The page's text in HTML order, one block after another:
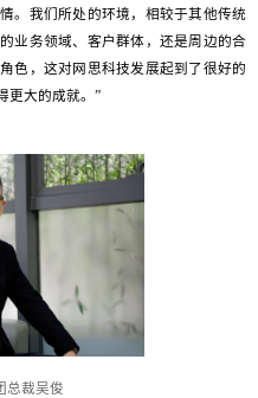
。我们所处的环境，相较于其他传统
业务领域、客户群体，还是周边的合
色，这对网思科技发展起到了很好的
更大的成就。”
总裁吴俊